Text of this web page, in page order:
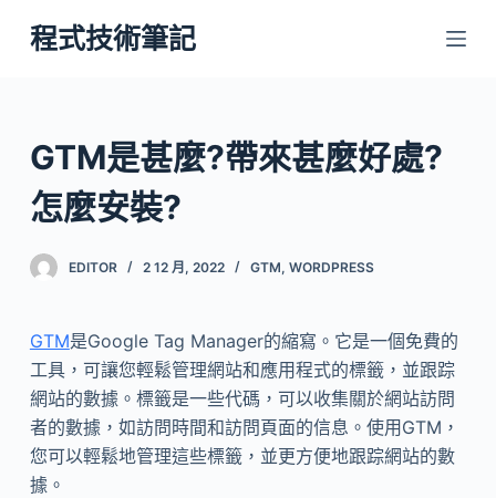
跳
至
內
容
程式技術筆記
GTM是甚麼?帶來甚麼好處?
怎麼安裝?
EDITOR 2 12 月, 2022 GTM, WORDPRESS
GTM是Google Tag Manager的縮寫。它是一個免費的
工具，可讓您輕鬆管理網站和應用程式的標籤，並跟踪
網站的數據。標籤是一些代碼，可以收集關於網站訪問
者的數據，如訪問時間和訪問頁面的信息。使用GTM，
您可以輕鬆地管理這些標籤，並更方便地跟踪網站的數
據。